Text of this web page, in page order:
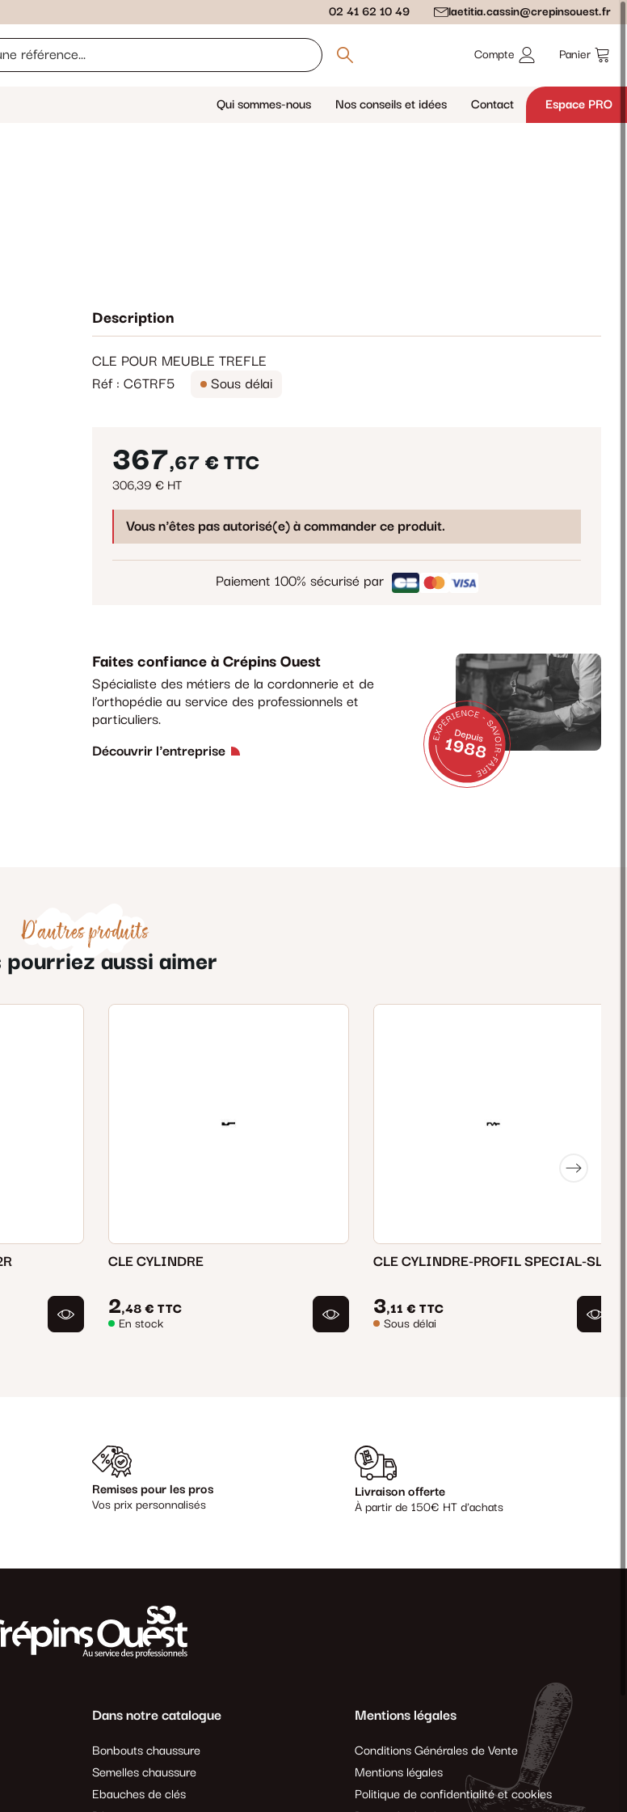
02 41 62 10 49 laetitia.cassin@crepinsouest.fr
Compte Panier
Qui sommes-nous Nos conseils et idées Contact Espace PRO
Description
CLE POUR MEUBLE TREFLE
Réf : C6TRF5
Sous délai
367,67 € TTC
306,39 € HT
Vous n'êtes pas autorisé(e) à commander ce produit.
Paiement 100% sécurisé par
Faites confiance à Crépins Ouest
Spécialiste des métiers de la cordonnerie et de
l’orthopédie au service des professionnels et
particuliers.
Découvrir l'entreprise
D'autres produits
pourriez aussi aimer
CLE CYLINDRE
2,48 € TTC
En stock
CLE CYLINDRE-PROFIL SPECIAL-SL
3,11 € TTC
Sous délai
Remises pour les pros
Vos prix personnalisés
Livraison offerte
À partir de 150€ HT d'achats
Dans notre catalogue
Bonbouts chaussure
Semelles chaussure
Ebauches de clés
Mentions légales
Conditions Générales de Vente
Mentions légales
Politique de confidentialité et cookies